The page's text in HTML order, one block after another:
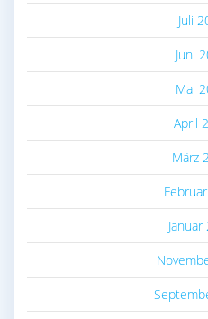
Juli
Juni
Mai
April
März